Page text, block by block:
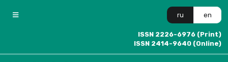
ru en
ISSN 2226-6976 (Print)
ISSN 2414-9640 (Online)